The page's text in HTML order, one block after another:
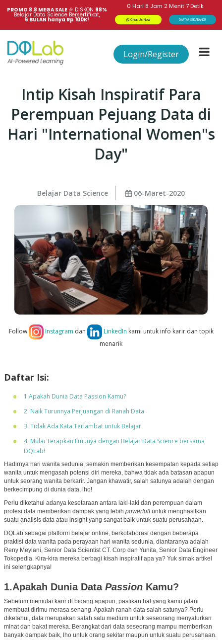
PROMO 8.8 MEGA SALE 🎉 DISKON 98%
Belajar Data Science Bersertifikat,
6 BULAN hanya Rp 100K!
0 Hari 8 Jam 2 Menit7 Detik
Chat Us Now DAFTAR SEKARANG!
Login/Register
Intip Kisah Inspiratif Para
Perempuan Pejuang Data di
Hari "International Women"s
Day"
Belajar Data Science 06-Maret-2020
Follow Instagram dan LinkedIn kami untuk info karir dan topik
menarik
Daftar Isi:
1.Apakah Dunia Data Passion Kamu?
2. Naik Turunnya Perjuangan di Ranah Data
3. Tidak Ada Kata Terlambat untuk Belajar
4. Mulai Terapkan Ilmunya dengan Belajar Data Science bersama
DQLab!
Hadirnya hari wanita sedunia, semakin memberikan kesempatan kepada setiap
wanita untuk mengasah potensi diri mereka, bahwa tidak ada batasan apapun
untuk seorang wanita berkarir. Jangan khawatir, salah satunya adalah dengan
berkecimpung di dunia data, lho!
Perlu diketahui adanya kesetaraan antara laki-laki dan perempuan dalam
profesi data memberikan dampak yang lebih powerfulI untuk menghasilkan
suatu analisis data atau insight yang sangat baik untuk suatu perusahaan.
DQLab sebagai platform belajar online, berkolaborasi dengan beberapa
praktisi data wanita pada perayaan hari wanita sedunia, diantaranya adalah
Reny Meylani, Senior Data Scientist CT. Corp dan Yunita, Senior Data Engineer
Tokopedia. Kira-kira mereka berbagi kisah inspiratif apa ya? Yuk simak artikel
ini selengkapnya!
1.Apakah Dunia Data Passion Kamu?
Sebelum memulai karir di bidang apapun, pastikan hal yang kamu jalani
membuat dirimu merasa senang. Apakah ranah data salah satunya? Perlu
diketahui, data merupakan salah satu medium untuk seseorang menyalurkan
minat dan bakat mereka. Berangkat dari data seseorang mampu memberikan
banyak dampak baik, lho untuk orang sekitar maupun untuk suatu perusahaan.